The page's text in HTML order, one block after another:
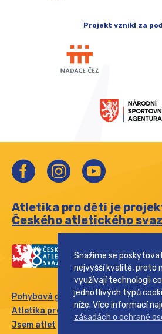
Projekt vznikl za
Atletika pro děti je
Českého atletického
Pohybová gramotnost
Atletika pro rodinu
Jsem atlet
Snažíme se
nejvyšší kvalitě, proto
využívají technologii
jednotlivých typů
níže. Více informací
zásadách o ochraně